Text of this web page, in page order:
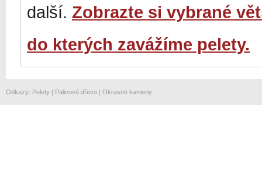
další. Zobrazte si vybrané
do kterých zavážíme pelety.
Odkazy: Pelety | Palivové dřevo | Okrasné kameny